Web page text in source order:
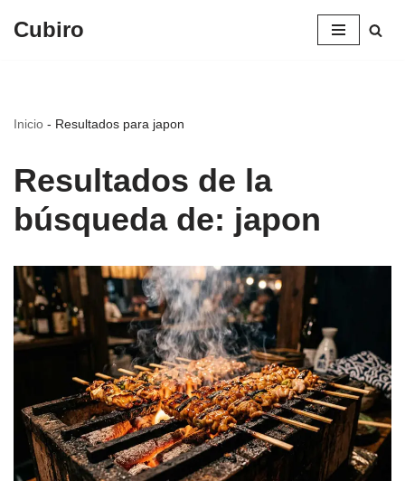
Cubiro
Inicio - Resultados para japon
Resultados de la
búsqueda de: japon